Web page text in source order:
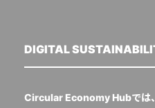
DIGITAL
Circular Economy Hubでは